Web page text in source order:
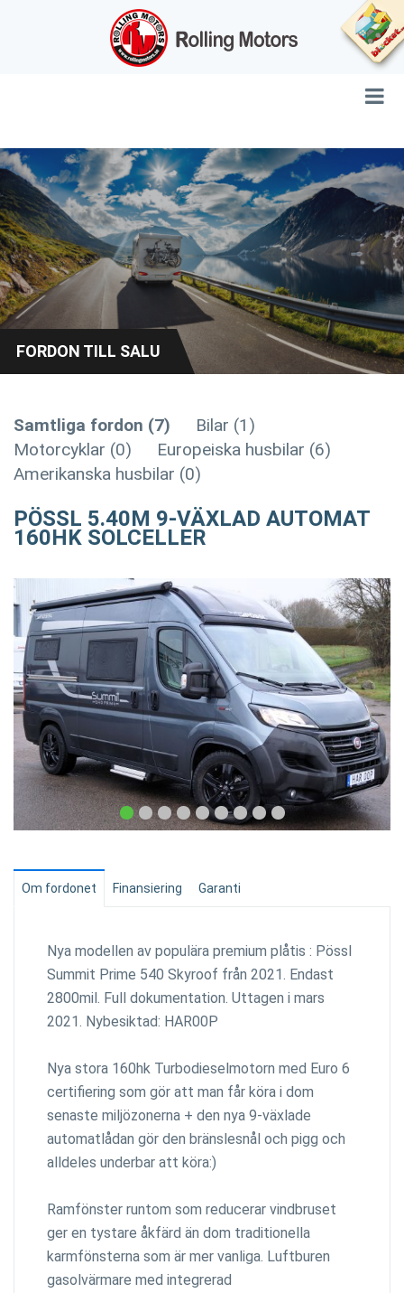
FORDON TILL SALU
Samtliga fordon (7)
Bilar (1)
Motorcyklar (0)
Europeiska husbilar (6)
Amerikanska husbilar (0)
PÖSSL 5.40M 9-VÄXLAD AUTOMAT
160HK SOLCELLER
Om fordonet Finansiering Garanti
Nya modellen av populära premium plåtis : Pössl
Summit Prime 540 Skyroof från 2021. Endast
2800mil. Full dokumentation. Uttagen i mars
2021. Nybesiktad: HAR00P
Nya stora 160hk Turbodieselmotorn med Euro 6
certifiering som gör att man får köra i dom
senaste miljözonerna + den nya 9-växlade
automatlådan gör den bränslesnål och pigg och
alldeles underbar att köra:)
Ramfönster runtom som reducerar vindbruset
ger en tystare åkfärd än dom traditionella
karmfönsterna som är mer vanliga. Luftburen
gasolvärmare med integrerad